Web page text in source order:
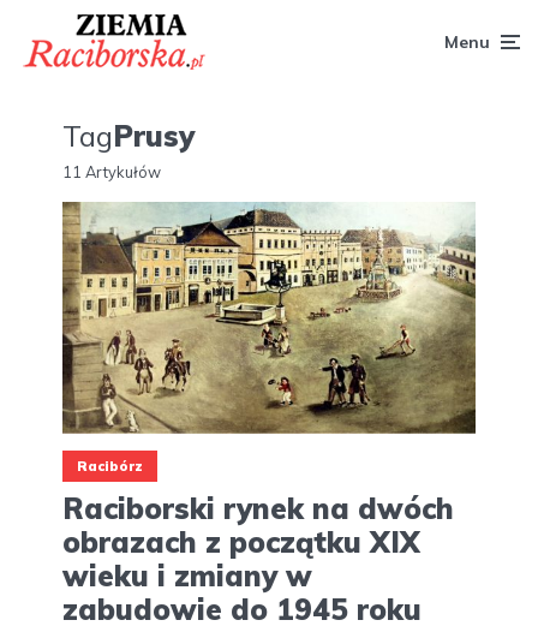
Menu
TagPrusy
11 Artykułów
Racibórz
Raciborski rynek na dwóch
obrazach z początku XIX
wieku i zmiany w
zabudowie do 1945 roku